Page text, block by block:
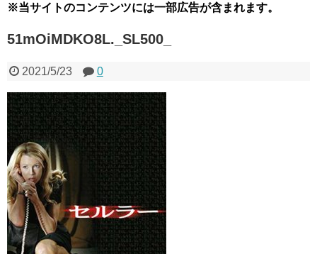
※当サイトのコンテンツには一部広告が含まれます。
51mOiMDKO8L._SL500_
2021/5/23 0